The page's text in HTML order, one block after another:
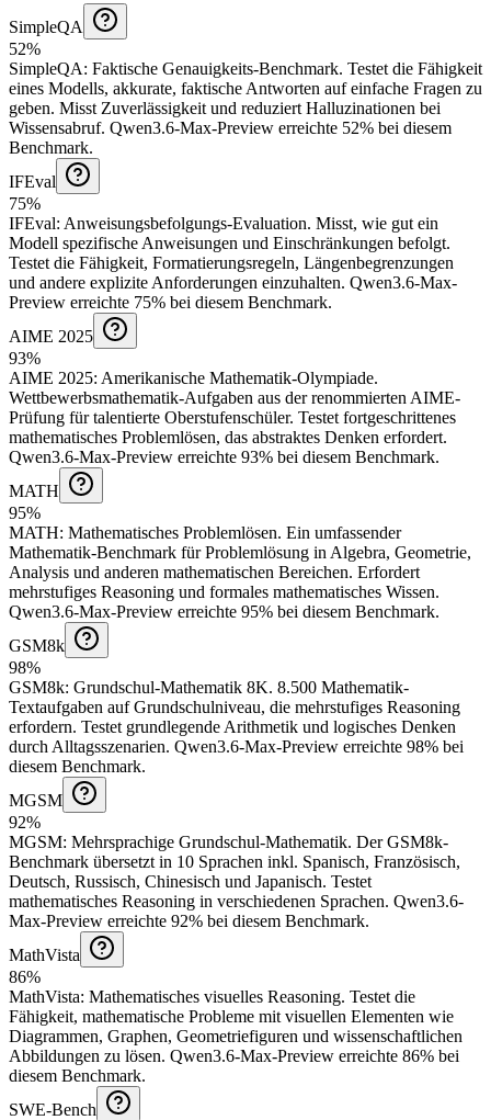
SimpleQA
52%
SimpleQA: Faktische Genauigkeits-Benchmark. Testet die Fähigkeit
eines Modells, akkurate, faktische Antworten auf einfache Fragen zu
geben. Misst Zuverlässigkeit und reduziert Halluzinationen bei
Wissensabruf. Qwen3.6-Max-Preview erreichte 52% bei diesem
Benchmark.
IFEval
75%
IFEval: Anweisungsbefolgungs-Evaluation. Misst, wie gut ein
Modell spezifische Anweisungen und Einschränkungen befolgt.
Testet die Fähigkeit, Formatierungsregeln, Längenbegrenzungen
und andere explizite Anforderungen einzuhalten. Qwen3.6-Max-
Preview erreichte 75% bei diesem Benchmark.
AIME 2025
93%
AIME 2025: Amerikanische Mathematik-Olympiade.
Wettbewerbsmathematik-Aufgaben aus der renommierten AIME-
Prüfung für talentierte Oberstufenschüler. Testet fortgeschrittenes
mathematisches Problemlösen, das abstraktes Denken erfordert.
Qwen3.6-Max-Preview erreichte 93% bei diesem Benchmark.
MATH
95%
MATH: Mathematisches Problemlösen. Ein umfassender
Mathematik-Benchmark für Problemlösung in Algebra, Geometrie,
Analysis und anderen mathematischen Bereichen. Erfordert
mehrstufiges Reasoning und formales mathematisches Wissen.
Qwen3.6-Max-Preview erreichte 95% bei diesem Benchmark.
GSM8k
98%
GSM8k: Grundschul-Mathematik 8K. 8.500 Mathematik-
Textaufgaben auf Grundschulniveau, die mehrstufiges Reasoning
erfordern. Testet grundlegende Arithmetik und logisches Denken
durch Alltagsszenarien. Qwen3.6-Max-Preview erreichte 98% bei
diesem Benchmark.
MGSM
92%
MGSM: Mehrsprachige Grundschul-Mathematik. Der GSM8k-
Benchmark übersetzt in 10 Sprachen inkl. Spanisch, Französisch,
Deutsch, Russisch, Chinesisch und Japanisch. Testet
mathematisches Reasoning in verschiedenen Sprachen. Qwen3.6-
Max-Preview erreichte 92% bei diesem Benchmark.
MathVista
86%
MathVista: Mathematisches visuelles Reasoning. Testet die
Fähigkeit, mathematische Probleme mit visuellen Elementen wie
Diagrammen, Graphen, Geometriefiguren und wissenschaftlichen
Abbildungen zu lösen. Qwen3.6-Max-Preview erreichte 86% bei
diesem Benchmark.
SWE-Bench